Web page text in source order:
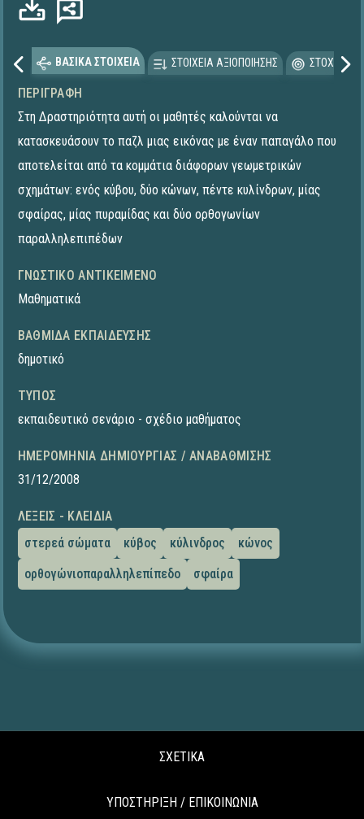
ΒΑΣΙΚΑ ΣΤΟΙΧΕΙΑ ΣΤΟΙΧΕΙΑ ΑΞΙΟΠΟΙΗΣΗΣ
ΠΕΡΙΓΡΑΦΉ
Στη Δραστηριότητα αυτή οι μαθητές καλούνται να
κατασκευάσουν το παζλ μιας εικόνας με έναν παπαγάλο που
αποτελείται από τα κομμάτια διάφορων γεωμετρικών
σχημάτων: ενός κύβου, δύο κώνων, πέντε κυλίνδρων, μίας
σφαίρας, μίας πυραμίδας και δύο ορθογωνίων
παραλληλεπιπέδων
ΓΝΩΣΤΙΚΌ ΑΝΤΙΚΕΊΜΕΝΟ
Μαθηματικά
ΒΑΘΜΊΔΑ ΕΚΠΑΊΔΕΥΣΗΣ
δημοτικό
ΤΎΠΟΣ
εκπαιδευτικό σενάριο - σχέδιο μαθήματος
ΗΜΕΡΟΜΗΝΊΑ ΔΗΜΙΟΥΡΓΊΑΣ / ΑΝΑΒΆΘΜΙΣΗΣ
31/12/2008
ΛΈΞΕΙΣ - ΚΛΕΙΔΙΆ
στερεά σώματα
κύβος κύλινδρος
κώνος
ορθογώνιοπαραλληλεπίπεδο
σφαίρα
ΣΧΕΤΙΚΑ
ΥΠΟΣΤΗΡΙΞΗ / ΕΠΙΚΟΙΝΩΝΙΑ